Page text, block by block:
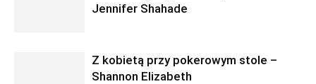
Jennifer Shahade
Z kobietą przy pokerowym stole –
Shannon Elizabeth